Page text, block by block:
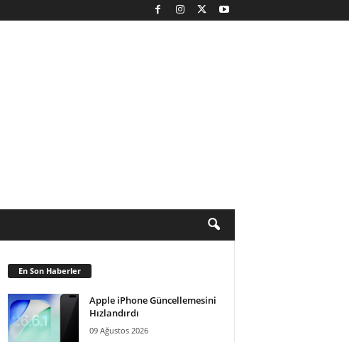
En Son Haberler
Apple iPhone Güncellemesini
Hızlandırdı
09 Ağustos 2026